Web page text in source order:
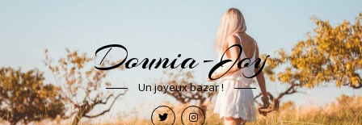
Dounia-Joy
Un joyeux bazar !